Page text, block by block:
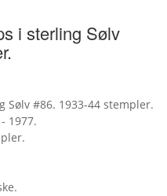
i sterling Sølv
Sølv #86. 1933-44 stempler.
1977.